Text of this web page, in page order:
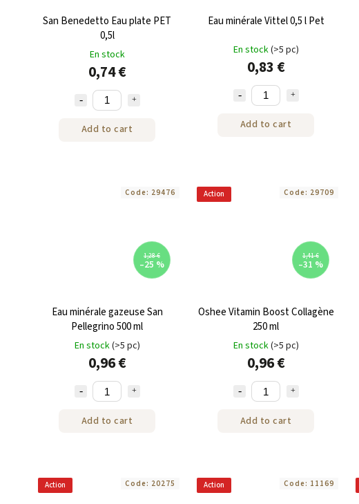
San Benedetto Eau plate PET
0,5l
En stock
0,74 €
Add to cart
Eau minérale Vittel 0,5 l Pet
En stock(>5 pc)
0,83 €
Add to cart
1,28 €
–25 %
Eau minérale gazeuse San
Pellegrino 500 ml
En stock(>5 pc)
0,96 €
Add to cart
Code: 29476 Action
1,41 €
–31 %
Oshee Vitamin Boost Collagène
250 ml
En stock(>5 pc)
0,96 €
Add to cart
Code: 29709
Action Code: 20275 Action Code: 11169